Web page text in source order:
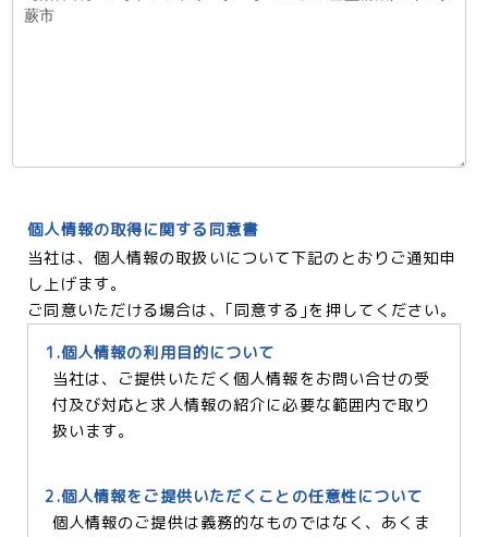
個人情報の取得に関する同意書
当社は、個人情報の取扱いについて下記のとおりご通知申
し上げます。
ご同意いただける場合は、｢同意する｣を押してください。
1.個人情報の利用目的について
当社は、ご提供いただく個人情報をお問い合せの受
付及び対応と求人情報の紹介に必要な範囲内で取り
扱います。
2.個人情報をご提供いただくことの任意性について
個人情報のご提供は義務的なものではなく、あくま